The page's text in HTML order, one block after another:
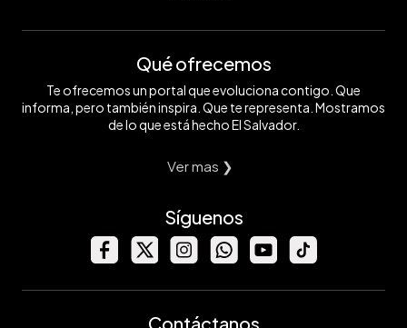
Qué ofrecemos
Te ofrecemos un portal que evoluciona contigo. Que
informa, pero también inspira. Que te representa. Mostramos
de lo que está hecho El Salvador.
Ver mas ❯
Síguenos
Contáctanos